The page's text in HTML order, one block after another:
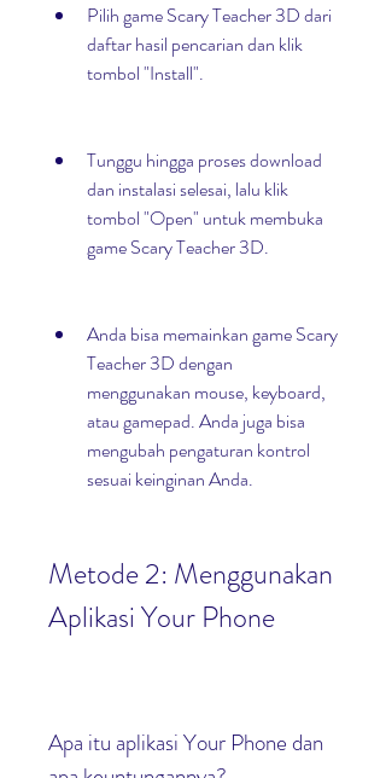
Pilih game Scary Teacher 3D dari
daftar hasil pencarian dan klik
tombol "Install".
Tunggu hingga proses download
dan instalasi selesai, lalu klik
tombol "Open" untuk membuka
game Scary Teacher 3D.
Anda bisa memainkan game Scary
Teacher 3D dengan
menggunakan mouse, keyboard,
atau gamepad. Anda juga bisa
mengubah pengaturan kontrol
sesuai keinginan Anda.
Metode 2: Menggunakan
Aplikasi Your Phone
Apa itu aplikasi Your Phone dan